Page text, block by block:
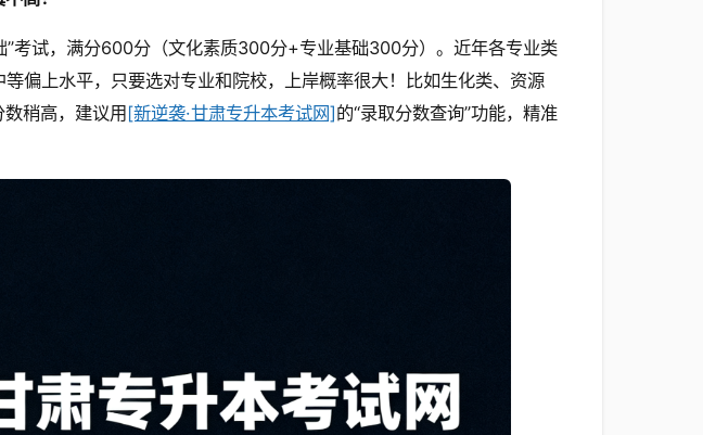
”考试，满分600分（文化素质300分+专业基础300分）。近年各专业类
偏上水平，只要选对专业和院校，上岸概率很大！比如生化类、资源
稍高，建议用 [新逆袭·甘肃专升本考试网]的“录取分数查询”功能，精准